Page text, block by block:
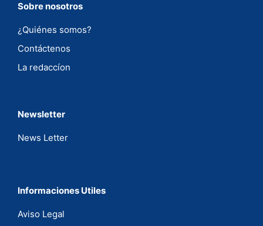
Sobre nosotros
¿Quiénes somos?
Contáctenos
La redaccíon
Newsletter
News Letter
Informaciones Utiles
Aviso Legal